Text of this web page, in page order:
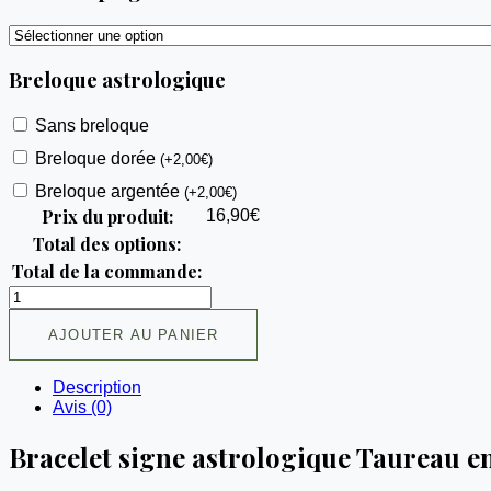
Breloque astrologique
Sans breloque
Breloque dorée (+2,00€)
Breloque argentée (+2,00€)
Prix du produit: 16,90€
Total des options:
Total de la commande:
AJOUTER AU PANIER
Description
Avis (0)
Bracelet signe astrologique Taureau